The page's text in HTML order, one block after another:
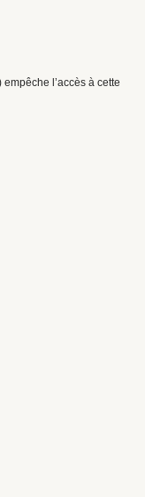
l’accès à cette